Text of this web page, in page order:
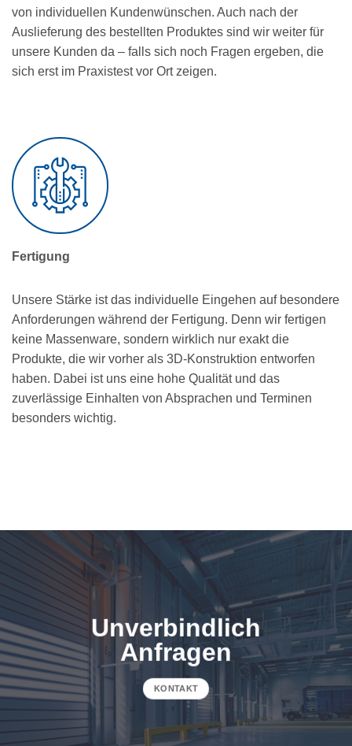
von individuellen Kundenwünschen. Auch nach der
Auslieferung des bestellten Produktes sind wir weiter für
unsere Kunden da – falls sich noch Fragen ergeben, die
sich erst im Praxistest vor Ort zeigen.
Fertigung
Unsere Stärke ist das individuelle Eingehen auf besondere
Anforderungen während der Fertigung. Denn wir fertigen
keine Massenware, sondern wirklich nur exakt die
Produkte, die wir vorher als 3D-Konstruktion entworfen
haben. Dabei ist uns eine hohe Qualität und das
zuverlässige Einhalten von Absprachen und Terminen
besonders wichtig.
Unverbindlich
Anfragen
KONTAKT